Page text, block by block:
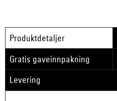
Produktdetaljer
Gratis gaveinnpakning
Levering